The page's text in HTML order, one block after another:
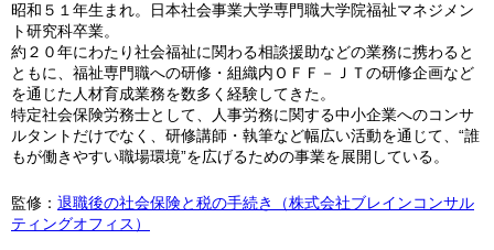
昭和５１年生まれ。日本社会事業大学専門職大学院福祉マネジメン
ト研究科卒業。
約２０年にわたり社会福祉に関わる相談援助などの業務に携わると
ともに、福祉専門職への研修・組織内ＯＦＦ－ＪＴの研修企画など
を通じた人材育成業務を数多く経験してきた。
特定社会保険労務士として、人事労務に関する中小企業へのコンサ
ルタントだけでなく、研修講師・執筆など幅広い活動を通じて、“誰
もが働きやすい職場環境”を広げるための事業を展開している。
監修： 退職後の社会保険と税の手続き（株式会社ブレインコンサル
ティングオフィス）